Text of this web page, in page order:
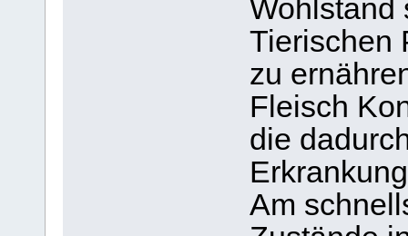
Wohlstand
Tierischen
zu
Fleisch
die
Am